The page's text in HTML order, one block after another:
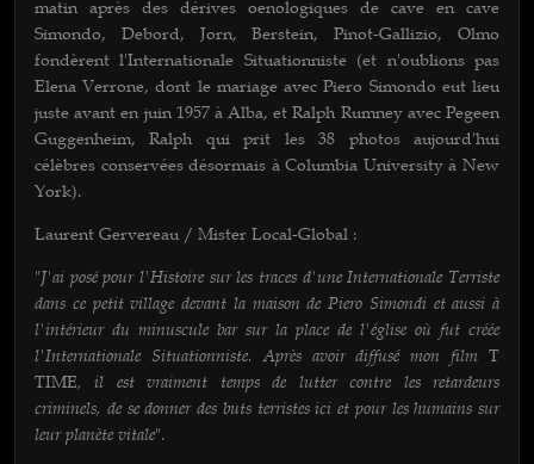
matin après des dérives oenologiques de cave en cave
Simondo, Debord, Jorn, Berstein, Pinot-Gallizio, Olmo
fondèrent l'Internationale Situationniste (et n'oublions pas
Elena Verrone, dont le mariage avec Piero Simondo eut lieu
juste avant en juin 1957 à Alba, et Ralph Rumney avec Pegeen
Guggenheim, Ralph qui prit les 38 photos aujourd'hui
célèbres conservées désormais à Columbia University à New
York).
Laurent Gervereau / Mister Local-Global :
"J'ai posé pour l'Histoire sur les traces d'une Internationale Terriste
dans ce petit village devant la maison de Piero Simondi et aussi à
l'intérieur du minuscule bar sur la place de l'église où fut créée
l'Internationale Situationniste. Après avoir diffusé mon film T
TIME, il est vraiment temps de lutter contre les retardeurs
criminels, de se donner des buts terristes ici et pour les humains sur
leur planète vitale".